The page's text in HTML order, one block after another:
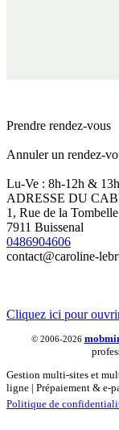
Prendre rendez-vous
Annuler un rendez-
Lu-Ve : 8h-12h &
ADRESSE DU
1, Rue de la Tombelle
7911 Buissenal
0486904606
contact@caroline-
Cliquez ici pour
© 2006-2026 mob
Gestion multi-sites et
ligne | Prépaiement & e-
Politique de